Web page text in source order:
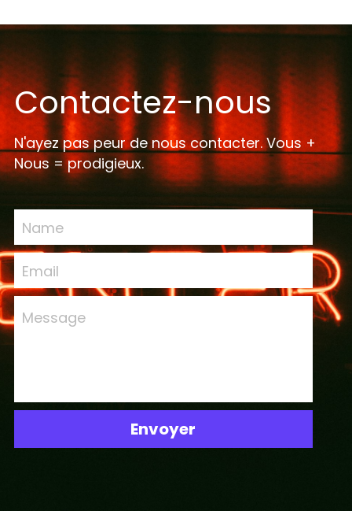
Contactez-nous
N'ayez pas peur de nous contacter. Vous +
Nous = prodigieux.
Name
Email
Message
Envoyer